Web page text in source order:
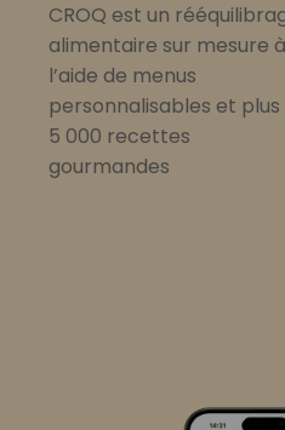
CROQ est un
alimentaire sur mesure à
l’aide de menus
personnalisables et plus
5 000 recettes
gourmandes